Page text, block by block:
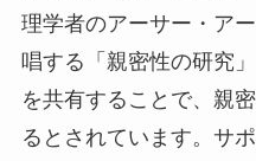
理学者のアーサー・ア
唱する「親密性の研究
を共有することで、親
るとされています。サ